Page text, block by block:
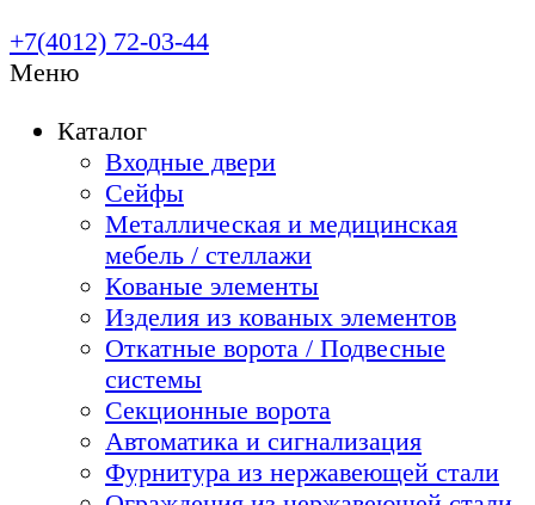
+7(4012) 72-03-44
Меню
Каталог
Входные двери
Сейфы
Металлическая и медицинская
мебель / стеллажи
Кованые элементы
Изделия из кованых элементов
Откатные ворота / Подвесные
системы
Секционные ворота
Автоматика и сигнализация
Фурнитура из нержавеющей стали